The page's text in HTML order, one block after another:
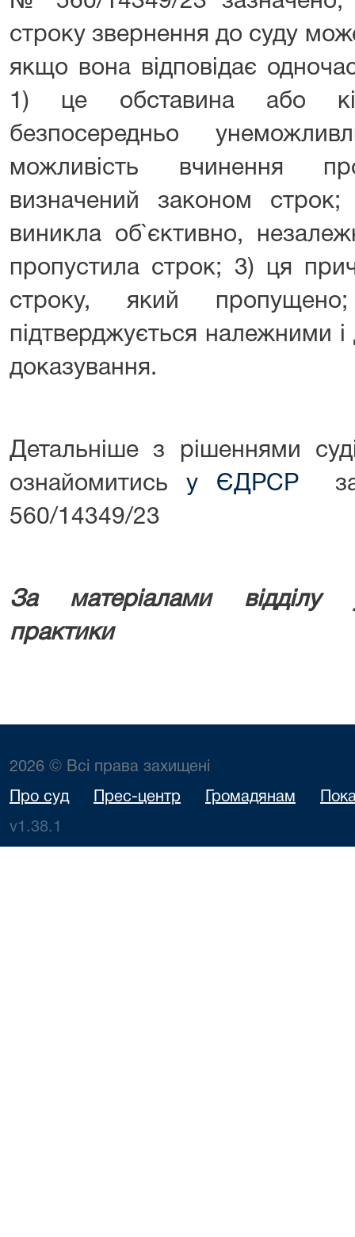
строку звернення до суду
якщо вона відповідає
1) це обставина або
безпосередньо
можливість вчинення
визначений законом
виникла об`єктивно,
пропустила строк; 3) ця
строку, який
підтверджується належними
доказування.
Детальніше з рішеннями
ознайомитись у ЄДРСР за
560/14349/23
За матеріалами відділу
практики
2026 © Всі права захищені
Про суд Прес-центр Громадянам
v1.38.1